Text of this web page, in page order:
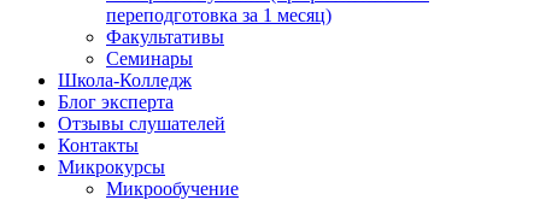
переподготовка за 1 месяц)
Факультативы
Семинары
Школа-Колледж
Блог эксперта
Отзывы слушателей
Контакты
Микрокурсы
Микрообучение